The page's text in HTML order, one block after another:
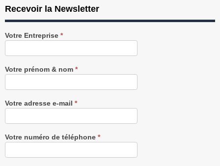
Recevoir la Newsletter
Recevez
notre
gratuitement
Votre Entreprise *
Votre prénom & nom *
Votre adresse e-mail *
Votre numéro de téléphone *